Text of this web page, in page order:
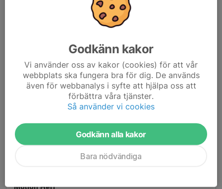
Pojkar Blå 3 säsong 25/26 (2015-2016)
Innebandykul säsong 25/26 (2018-2019)
Jimmy Nilsson, Ledare
Flickor Blå 3 säsong 25/26 (2015-2016)
, Ledare
Kontaktperson saknas
Motion Herr
Godkänn kakor
Vi använder oss av kakor (cookies) för att vår
webbplats ska fungera bra för dig. De används
även för webbanalys i syfte att hjälpa oss att
förbättra våra tjänster.
Så använder vi cookies
Godkänn alla kakor
Bara nödvändiga